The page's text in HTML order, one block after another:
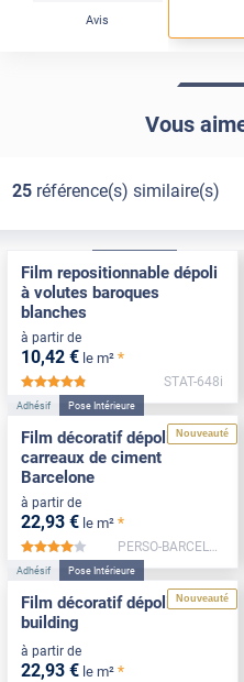
Avis
Vous
25référence(s) similaire(s)
Film repositionnable dépoli
à volutes baroques
blanches
à partir de
10,42 € le m² *
*****
STAT-648i
Nouveauté
Adhésif Pose Intérieure
Film décoratif dépoli
carreaux de ciment
Barcelone
à partir de
22,93 € le m² *
*****
PERSO-BARCELONE-NEG-FV
Nouveauté
Adhésif Pose Intérieure
Film décoratif dépoli motif
building
à partir de
22,93 € le m² *